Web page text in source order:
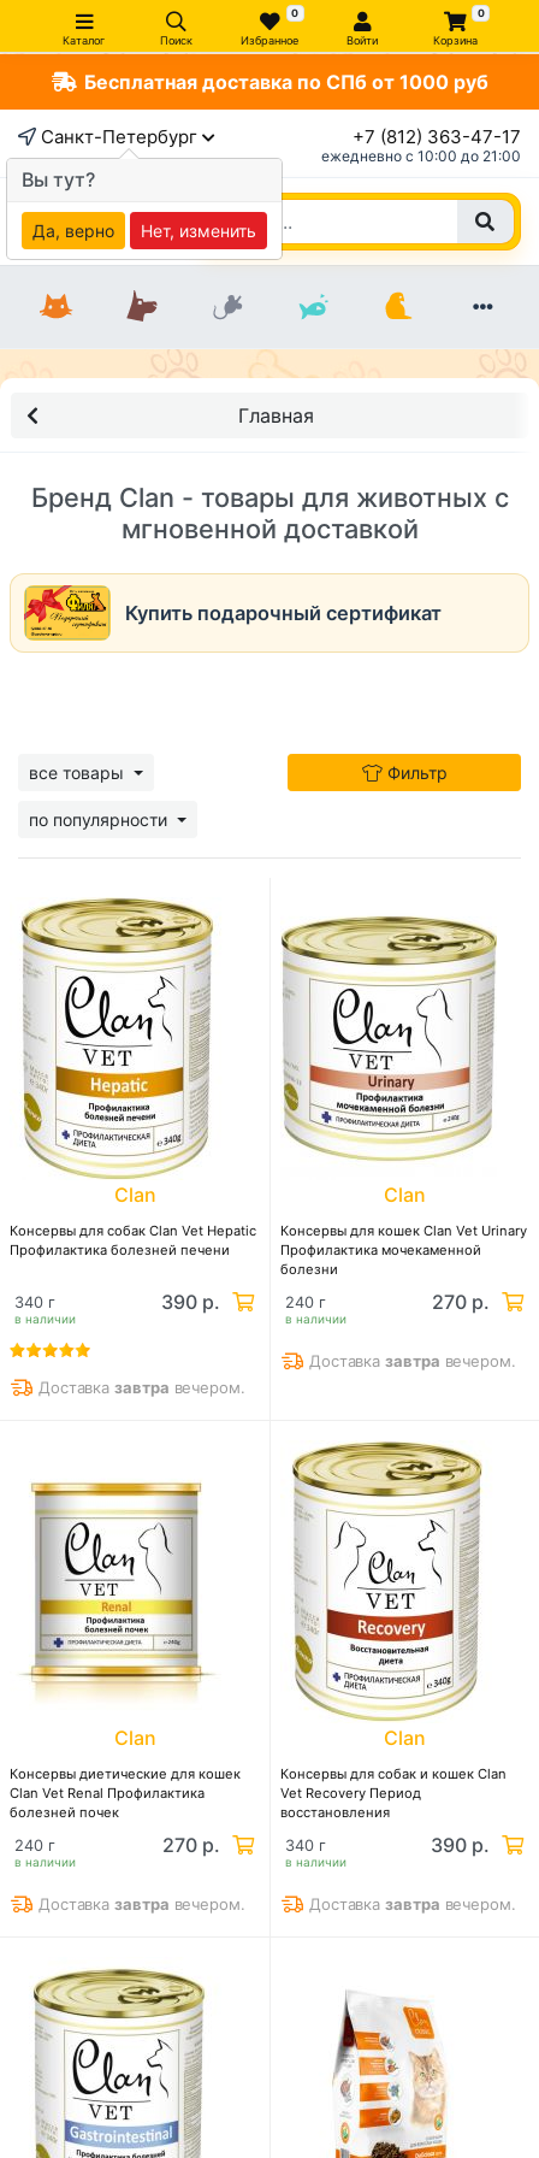
Каталог Поиск
0
Избранное Войти
0
Корзина
Бесплатная доставка по СПб от 1000 руб
Санкт-Петербург +7 (812) 363-47-17
ежедневно c 10:00 до 21:00
Главная
Бренд Clan - товары для животных с
мгновенной доставкой
Купить подарочный сертификат
все товары
по популярности
Фильтр
Clan
Консервы для собак Clan Vet Hepatic
Профилактика болезней печени
в наличии
340 г 390 р.
Доставказавтра вечером.
Clan
Консервы для кошек Clan Vet Urinary
Профилактика мочекаменной
болезни
в наличии
240 г 270 р.
Доставказавтра вечером.
Clan
Консервы диетические для кошек
Clan Vet Renal Профилактика
болезней почек
в наличии
240 г 270 р.
Доставказавтра вечером.
Clan
Консервы для собак и кошек Clan
Vet Recovery Период
восстановления
в наличии
340 г 390 р.
Доставказавтра вечером.
Вы тут?
Да, верно Нет, изменить